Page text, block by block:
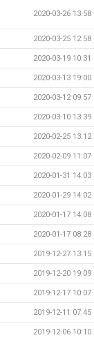
2020-03-26 13:58
2020-03-25 12:58
2020-03-19 10:31
2020-03-13 19:00
2020-03-12 09:57
2020-03-10 13:39
2020-02-25 13:12
2020-02-09 11:07
2020-01-31 14:03
2020-01-29 14:02
2020-01-17 14:08
2020-01-17 08:28
2019-12-27 13:15
2019-12-20 19:09
2019-12-17 10:07
2019-12-11 07:45
2019-12-06 10:10